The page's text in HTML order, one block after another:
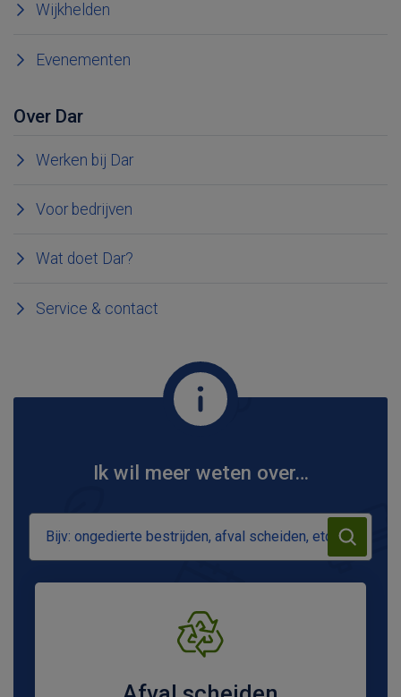
Wijkhelden
Evenementen
Over Dar
Werken bij Dar
Voor bedrijven
Wat doet Dar?
Service & contact
Ik wil meer weten over…
Zoeken